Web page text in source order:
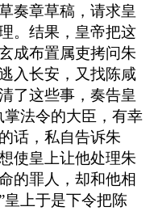
奏章草稿，请求皇
。结果，皇帝把这
成布置属吏拷问朱
入长安，又找陈咸
了这些事，奏告皇
掌法令的大臣，有幸
话，私自告诉朱
使皇上让他处理朱
的罪人，却和他相
上于是下令把陈